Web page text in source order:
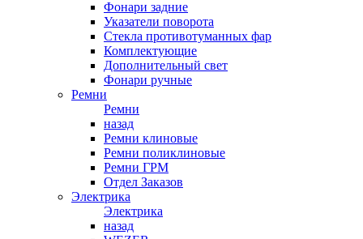
Фонари задние
Указатели поворота
Стекла противотуманных фар
Комплектующие
Дополнительный свет
Фонари ручные
Ремни
Ремни
назад
Ремни клиновые
Ремни поликлиновые
Ремни ГРМ
Отдел Заказов
Электрика
Электрика
назад